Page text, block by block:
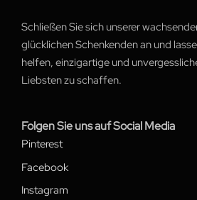
Schließen Sie sich unserer
glücklichen Schenkenden an und
helfen, einzigartige und
Liebsten zu schaffen.
Folgen Sie uns auf Social Media
Pinterest
Facebook
Instagram